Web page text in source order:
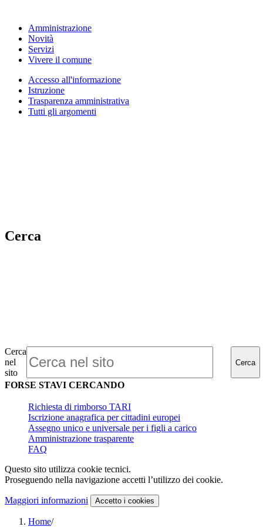
Amministrazione
Novità
Servizi
Vivere il comune
Accesso all'informazione
Istruzione
Trasparenza amministrativa
Tutti gli argomenti
Cerca
Cerca
nel
sito
Cerca
FORSE STAVI CERCANDO
Richiesta di rimborso TARI
Iscrizione anagrafica per cittadini europei
Assegno unico e universale per i figli a carico
Amministrazione trasparente
FAQ
Questo sito utilizza cookie tecnici.
Proseguendo nella navigazione accetti l’utilizzo dei cookie.
Maggiori informazioni Accetto i cookies
Home/